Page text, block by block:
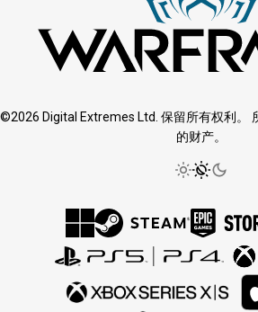
©2026 Digital Extremes Ltd. 保留所有权利。
的财产。